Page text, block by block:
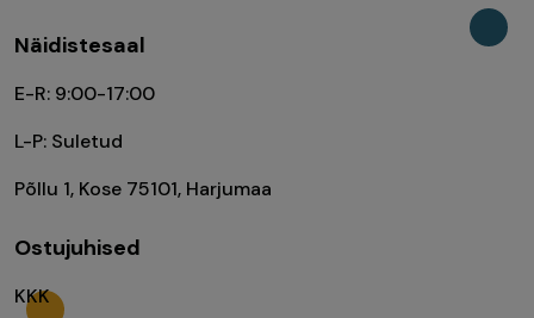
Näidistesaal
E-R: 9:00-17:00
L-P: Suletud
Põllu 1, Kose 75101, Harjumaa
Ostujuhised
KKK